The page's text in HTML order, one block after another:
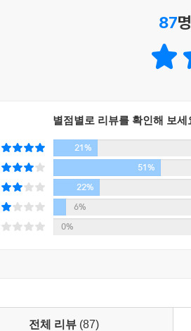
87
별점별로 리뷰를 확인해 보세
21%
51%
22%
6%
0%
전체 리뷰 (87)